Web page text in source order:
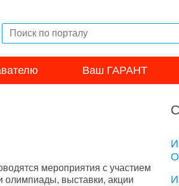
Ваш ГАРАНТ
мероприятия с участием
олимпиады, выставки, акции